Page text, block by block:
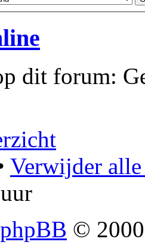
dit forum:
Verwijder
phpBB ©